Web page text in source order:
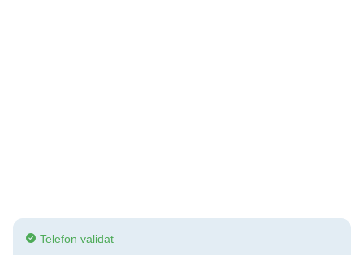
Telefon validat